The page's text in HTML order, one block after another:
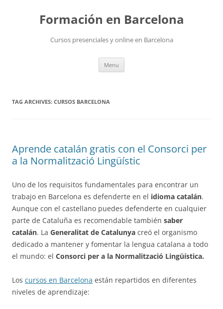
Formación en Barcelona
Cursos presenciales y online en Barcelona
Menu
TAG ARCHIVES: CURSOS BARCELONA
Aprende catalán gratis con el Consorci per
a la Normalització Lingüístic
Uno de los requisitos fundamentales para encontrar un
trabajo en Barcelona es defenderte en el idioma catalán.
Aunque con el castellano puedes defenderte en cualquier
parte de Cataluña es recomendable también saber
catalán. La Generalitat de Catalunya creó el organismo
dedicado a mantener y fomentar la lengua catalana a todo
el mundo: el Consorci per a la Normalització Lingüística.
Los cursos en Barcelona están repartidos en diferentes
niveles de aprendizaje: